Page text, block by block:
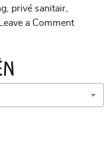
privé sanitair
Leave a Commenton